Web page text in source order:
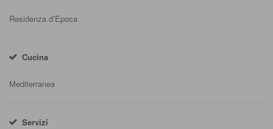
Residenza d’Epoca
Cucina
Mediterranea
Servizi